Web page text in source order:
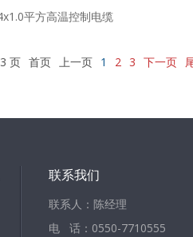
平方高温控制电缆
页 首页 上一页 1 2 3 下一页
联系我们
联系人：陈经理
电 话：0550-7710555